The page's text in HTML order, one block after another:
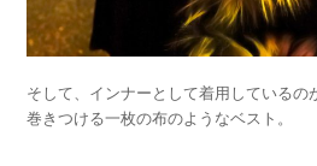
そして、インナーとして着用しているの
巻きつける一枚の布のようなベスト。